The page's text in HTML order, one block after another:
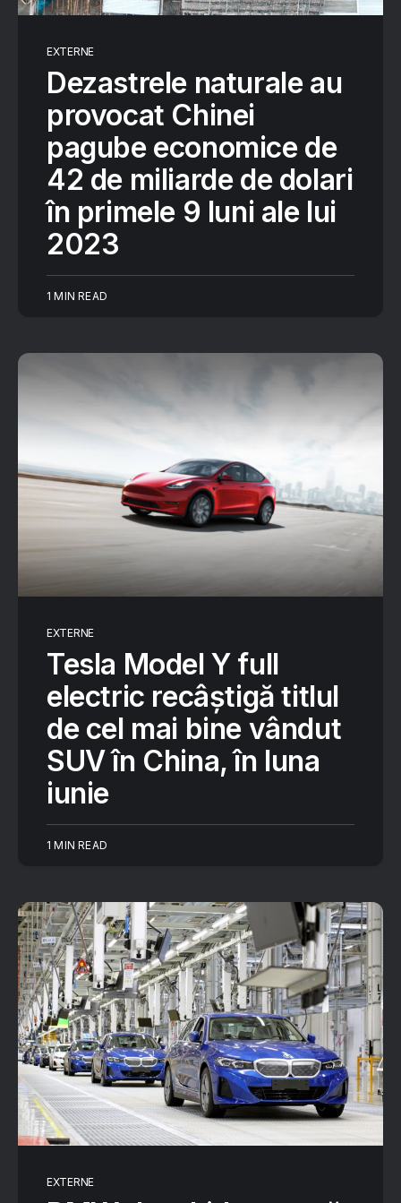
EXTERNE
Dezastrele naturale au
provocat Chinei
pagube economice de
42 de miliarde de dolari
în primele 9 luni ale lui
2023
1 MIN READ
EXTERNE
Tesla Model Y full
electric recâștigă titlul
de cel mai bine vândut
SUV în China, în luna
iunie
1 MIN READ
EXTERNE